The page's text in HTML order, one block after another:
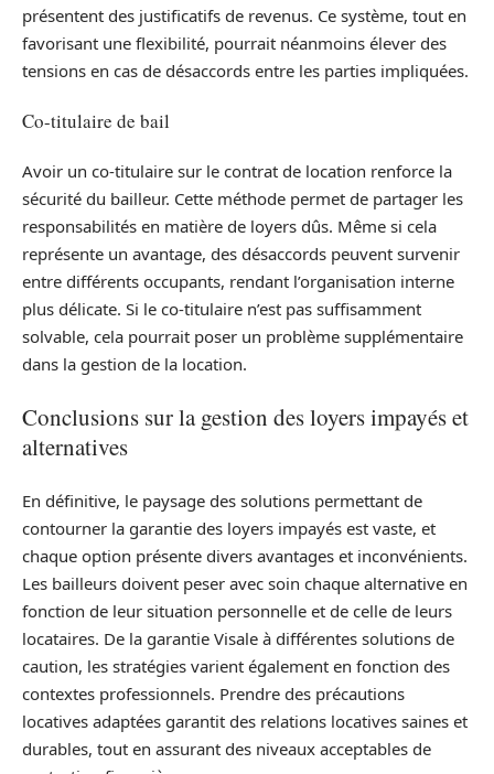
présentent des justificatifs de revenus. Ce système, tout en
favorisant une flexibilité, pourrait néanmoins élever des
tensions en cas de désaccords entre les parties impliquées.
Co-titulaire de bail
Avoir un co-titulaire sur le contrat de location renforce la
sécurité du bailleur. Cette méthode permet de partager les
responsabilités en matière de loyers dûs. Même si cela
représente un avantage, des désaccords peuvent survenir
entre différents occupants, rendant l’organisation interne
plus délicate. Si le co-titulaire n’est pas suffisamment
solvable, cela pourrait poser un problème supplémentaire
dans la gestion de la location.
Conclusions sur la gestion des loyers impayés et
alternatives
En définitive, le paysage des solutions permettant de
contourner la garantie des loyers impayés est vaste, et
chaque option présente divers avantages et inconvénients.
Les bailleurs doivent peser avec soin chaque alternative en
fonction de leur situation personnelle et de celle de leurs
locataires. De la garantie Visale à différentes solutions de
caution, les stratégies varient également en fonction des
contextes professionnels. Prendre des précautions
locatives adaptées garantit des relations locatives saines et
durables, tout en assurant des niveaux acceptables de